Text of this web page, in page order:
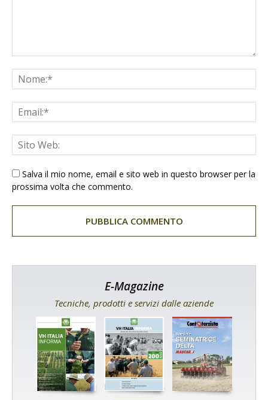
Salva il mio nome, email e sito web in questo browser per la
prossima volta che commento.
E-Magazine
Tecniche, prodotti e servizi dalle aziende